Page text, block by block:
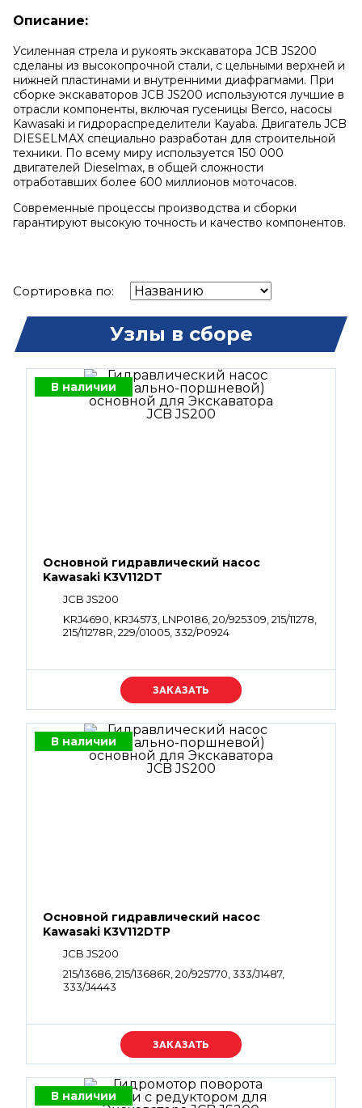
Описание:
Усиленная стрела и рукоять экскаватора JCB JS200
сделаны из высокопрочной стали, с цельными верхней и
нижней пластинами и внутренними диафрагмами. При
сборке экскаваторов JCB JS200 используются лучшие в
отрасли компоненты, включая гусеницы Berco, насосы
Kawasaki и гидрораспределители Kayaba. Двигатель JCB
DIESELMAX специально разработан для строительной
техники. По всему миру используется 150 000
двигателей Dieselmax, в общей сложности
отработавших более 600 миллионов моточасов.
Современные процессы производства и сборки
гарантируют высокую точность и качество компонентов.
Сортировка по:
Узлы в сборе
В наличии
Основной гидравлический насос
Kawasaki K3V112DT
JCB JS200
KRJ4690, KRJ4573, LNP0186, 20/925309, 215/11278,
215/11278R, 229/01005, 332/P0924
Уточняйте цену
В наличии
Основной гидравлический насос
Kawasaki K3V112DTP
JCB JS200
215/13686, 215/13686R, 20/925770, 333/J1487,
333/J4443
Уточняйте цену
В наличии